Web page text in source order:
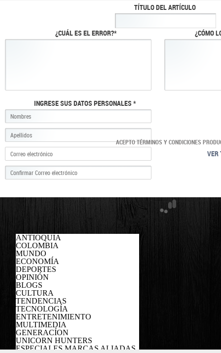
TÍTULO DEL ARTÍCULO
¿CUÁL ES EL ERROR?* ¿CÓMO
INGRESE SUS DATOS PERSONALES *
ACEPTO TÉRMINOS Y CONDICIONES
VER
ANTIOQUIA
COLOMBIA
MUNDO
ECONOMÍA
DEPORTES
OPINIÓN
BLOGS
CULTURA
TENDENCIAS
TECNOLOGÍA
ENTRETENIMIENTO
MULTIMEDIA
GENERACÍON
UNICORN HUNTERS
ESPECIALES MARCAS ALIADAS